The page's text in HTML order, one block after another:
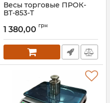
Весы торговые ПРОК-
ВТ-853-Т
1 380,00 грн